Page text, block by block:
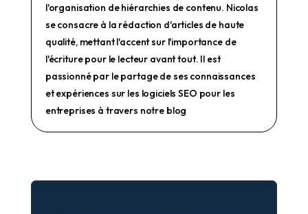
l'organisation de hiérarchies de contenu. Nicolas
se consacre à la rédaction d'articles de haute
qualité, mettant l'accent sur l'importance de
l'écriture pour le lecteur avant tout. Il est
passionné par le partage de ses connaissances
et expériences sur les logiciels SEO pour les
entreprises à travers notre blog